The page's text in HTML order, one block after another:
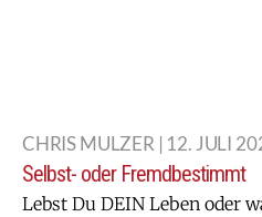
CHRIS MULZER | 12. JULI
Selbst- oder Fremdbestimmt
Lebst Du DEIN Leben oder